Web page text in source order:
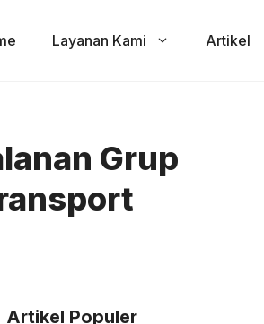
Layanan Kami Artikel
Grup
Artikel Populer